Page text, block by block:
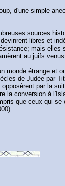
d'une simple
sources
libres et
mais
au juifs
étrange et
de Judée par
par la
la conversion à
que ceux qui